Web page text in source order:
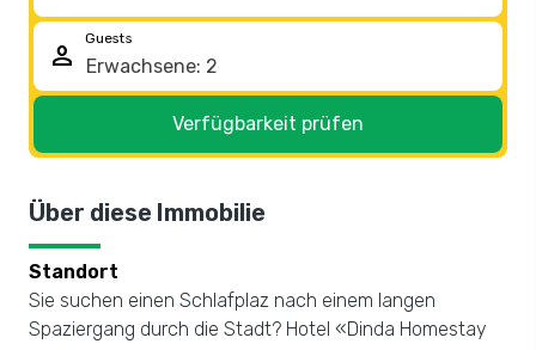
person
Guests
Verfügbarkeit prüfen
Über diese Immobilie
Standort
Sie suchen einen Schlafplaz nach einem langen
Spaziergang durch die Stadt? Hotel «Dinda Homestay